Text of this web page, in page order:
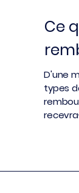
Ce
D'une
types